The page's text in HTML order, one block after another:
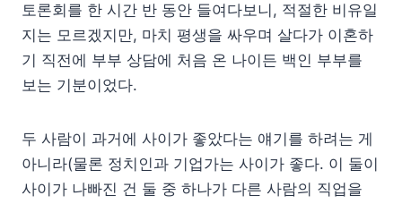
토론회를 한 시간 반 동안 들여다보니, 적절한 비유일
지는 모르겠지만, 마치 평생을 싸우며 살다가 이혼하
기 직전에 부부 상담에 처음 온 나이든 백인 부부를
보는 기분이었다.
두 사람이 과거에 사이가 좋았다는 얘기를 하려는 게
아니라(물론 정치인과 기업가는 사이가 좋다. 이 둘이
사이가 나빠진 건 둘 중 하나가 다른 사람의 직업을